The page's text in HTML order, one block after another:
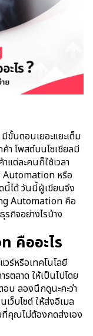
ขั้นตอนเยอะแยะเต็ม
า โพสต์บนโซเชียลมี
แต่ละคนก็ใช้เวลา
Automation หรือ
นี้ได้ วันนี้ผู้เขียนจึง
Automation คือ
ธุรกิจอย่างไรบ้าง
คืออะไร
ร์หรือเทคโนโลยี
ตลาด ให้เป็นไปโดย
น ลองนึกดูนะคะว่า
ว็บไซต์ ให้ส่งอีเมล
ที่คุณไม่ต้องกดส่งเอง